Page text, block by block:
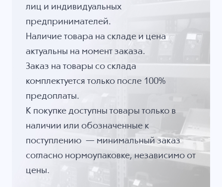
лиц и индивидуальных
предпринимателей.
Наличие товара на складе и цена
актуальны на момент заказа.
Заказ на товары со склада
комплектуется только после 100%
предоплаты.
К покупке доступны товары только в
наличии или обозначенные к
поступлению — минимальный заказ
согласно нормоупаковке, независимо от
цены.